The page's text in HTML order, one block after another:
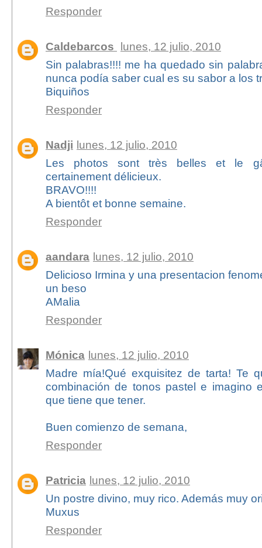
Responder
Caldebarcos lunes, 12 julio, 2010
Sin palabras!!!! me ha quedado sin
nunca podía saber cual es su sabor a los
Biquiños
Responder
Nadji lunes, 12 julio, 2010
Les photos sont très belles et le
certainement délicieux.
BRAVO!!!!
A bientôt et bonne semaine.
Responder
aandara lunes, 12 julio, 2010
Delicioso Irmina y una presentacion
un beso
AMalia
Responder
Mónica lunes, 12 julio, 2010
Madre mía!Qué exquisitez de tarta! Te
combinación de tonos pastel e imagino
que tiene que tener.
Buen comienzo de semana,
Responder
Patricia lunes, 12 julio, 2010
Un postre divino, muy rico. Además muy
Muxus
Responder